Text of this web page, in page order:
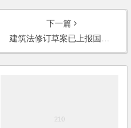
下一篇
建筑法修订草案已上报国务院(2006)